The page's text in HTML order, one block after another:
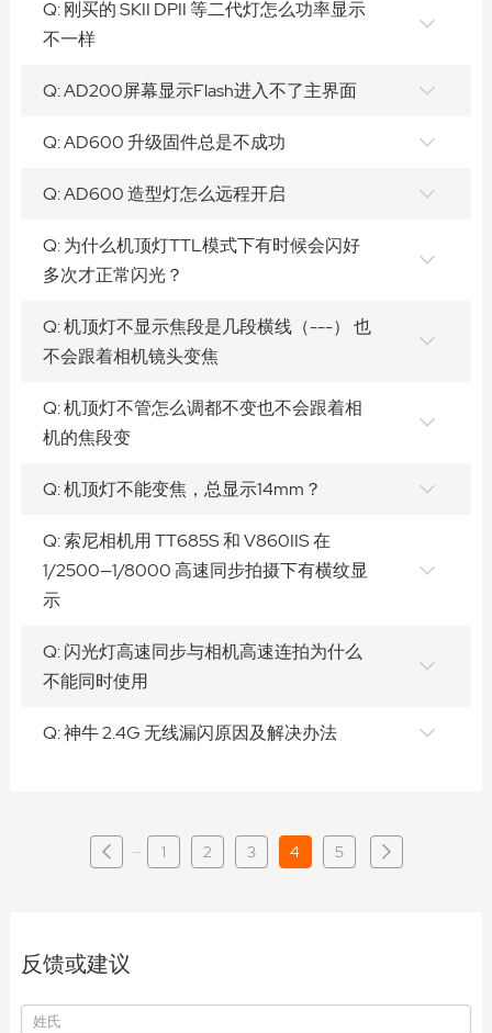
Q: 刚买的 SKII DPII 等二代灯怎么功率显示
不一样
Q: AD200屏幕显示Flash进入不了主界面
Q: AD600 升级固件总是不成功
Q: AD600 造型灯怎么远程开启
Q: 为什么机顶灯TTL模式下有时候会闪好
多次才正常闪光？
Q: 机顶灯不显示焦段是几段横线（---） 也
不会跟着相机镜头变焦
Q: 机顶灯不管怎么调都不变也不会跟着相
机的焦段变
Q: 机顶灯不能变焦，总显示14mm？
Q: 索尼相机用 TT685S 和 V860IIS 在
1/2500—1/8000 高速同步拍摄下有横纹显
示
Q: 闪光灯高速同步与相机高速连拍为什么
不能同时使用
Q: 神牛 2.4G 无线漏闪原因及解决办法
··· 1 2 3 4 5
反馈或建议